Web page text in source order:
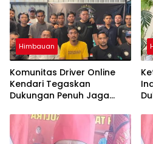
Himbauan
Komunitas Driver Online
Kendari Tegaskan
Dukungan Penuh Jaga
Keselamatan Berlalu Lintas